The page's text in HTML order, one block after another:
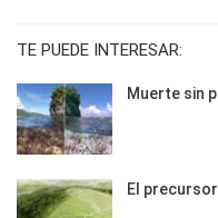
TE PUEDE INTERESAR:
Muerte sin
El